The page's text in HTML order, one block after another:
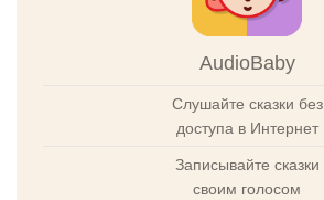
AudioBaby
Слушайте сказки без
доступа в Интернет
Записывайте сказки
своим голосом